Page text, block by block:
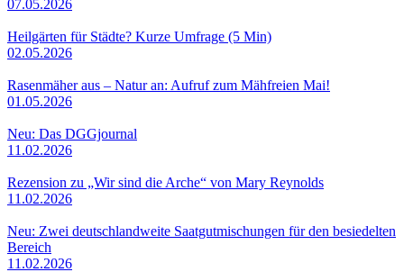
07.05.2026
Heilgärten für Städte? Kurze Umfrage (5 Min)
02.05.2026
Rasenmäher aus – Natur an: Aufruf zum Mähfreien Mai!
01.05.2026
Neu: Das DGGjournal
11.02.2026
Rezension zu „Wir sind die Arche“ von Mary Reynolds
11.02.2026
Neu: Zwei deutschlandweite Saatgutmischungen für den besiedelten
Bereich
11.02.2026